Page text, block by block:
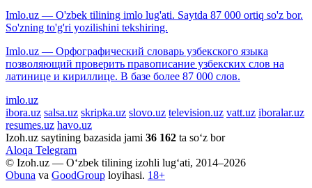
Imlo.uz — O'zbek tilining imlo lug'ati. Saytda 87 000 ortiq so'z bor.
So'zning to'g'ri yozilishini tekshiring.
Imlo.uz — Орфографический словарь узбекского языка
позволяющий проверить правописание узбекских слов на
латинице и кириллице. В базе более 87 000 слов.
imlo.uz
ibora.uz salsa.uz skripka.uz slovo.uz television.uz vatt.uz iboralar.uz
resumes.uz havo.uz
Izoh.uz saytining bazasida jami 36 162 ta so‘z bor
Aloqa Telegram
© Izoh.uz — O‘zbek tilining izohli lug‘ati, 2014–2026
Obuna va GoodGroup loyihasi. 18+